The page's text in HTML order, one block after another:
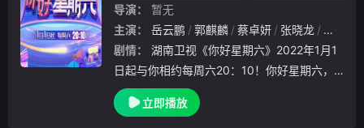
导演：
暂无
主演：
岳云鹏 郭麒麟 蔡卓妍 张晓龙
王大陆
剧情：
日起与你相约每周六20：10！你好星期六，
精彩看不够！
立即播放